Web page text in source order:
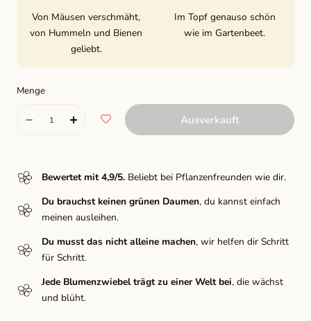
Von Mäusen verschmäht,
von Hummeln und Bienen
geliebt.
Im Topf genauso schön
wie im Gartenbeet.
Menge
Menge
für
Minnow
Menge
Ausverkauft
Bewertet mit 4,9/5. Beliebt bei Pflanzenfreunden wie dir.
Du brauchst keinen grünen Daumen, du kannst einfach
meinen ausleihen.
Du musst das nicht alleine machen, wir helfen dir Schritt
für Schritt.
Jede Blumenzwiebel trägt zu einer Welt bei, die wächst
und blüht.